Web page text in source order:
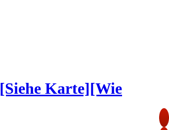
[Siehe Karte][Wie